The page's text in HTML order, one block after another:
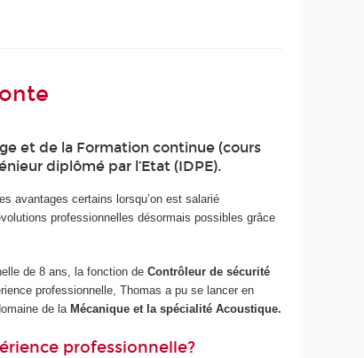
et de la Formation continue (cours
diplômé par l’Etat (IDPE).
avantages certains lorsqu’on est salarié
professionnelles désormais possibles grâce
de 8 ans, la fonction deContrôleur de sécurité
professionnelle, Thomas a pu se lancer en
de laMécanique et la spécialité Acoustique.
professionnelle?